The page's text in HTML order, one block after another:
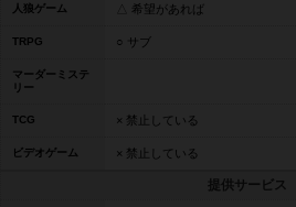
人狼ゲーム △ 希望があれば
TRPG ○ サブ
マーダーミステ
リー
TCG × 禁止している
ビデオゲーム × 禁止している
提供サービス